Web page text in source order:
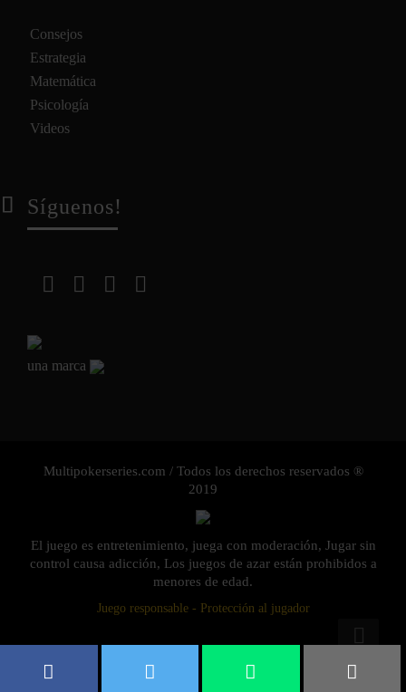
Consejos
Estrategia
Matemática
Psicología
Videos
Síguenos!
una marca
Multipokerseries.com / Todos los derechos reservados ®
2019
El juego es entretenimiento, juega con moderación, Jugar sin
control causa adicción, Los juegos de azar están prohibidos a
menores de edad.
Juego responsable - Protección al jugador